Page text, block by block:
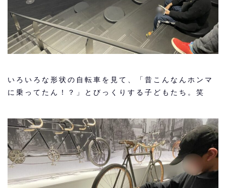
いろいろな形状の自転車を見て、「昔こんなんホンマ
に乗ってたん！？」とびっくりする子どもたち。笑